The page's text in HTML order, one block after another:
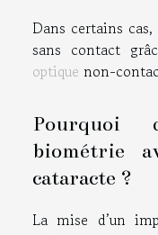
Dans certains
sans contact
optique non-
Pourquoi
biométrie
cataracte ?
La mise d’un